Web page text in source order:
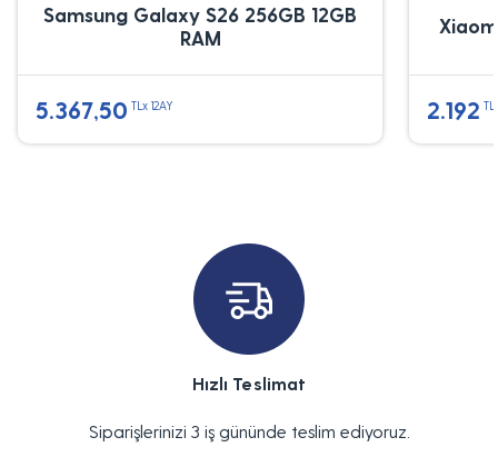
Samsung Galaxy S26 256GB 12GB
RAM
5.367,50 TLx 12AY 2.192
Hızlı Teslimat
Siparişlerinizi 3 iş gününde teslim ediyoruz.